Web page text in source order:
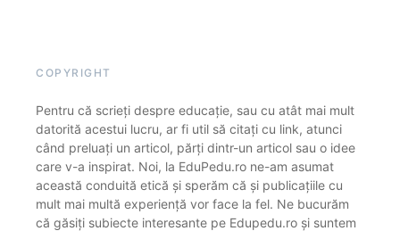
COPYRIGHT
Pentru că scrieți despre educație, sau cu atât mai mult
datorită acestui lucru, ar fi util să citați cu link, atunci
când preluați un articol, părți dintr-un articol sau o idee
care v-a inspirat. Noi, la EduPedu.ro ne-am asumat
această conduită etică și sperăm că și publicațiile cu
mult mai multă experiență vor face la fel. Ne bucurăm
că găsiți subiecte interesante pe Edupedu.ro și suntem